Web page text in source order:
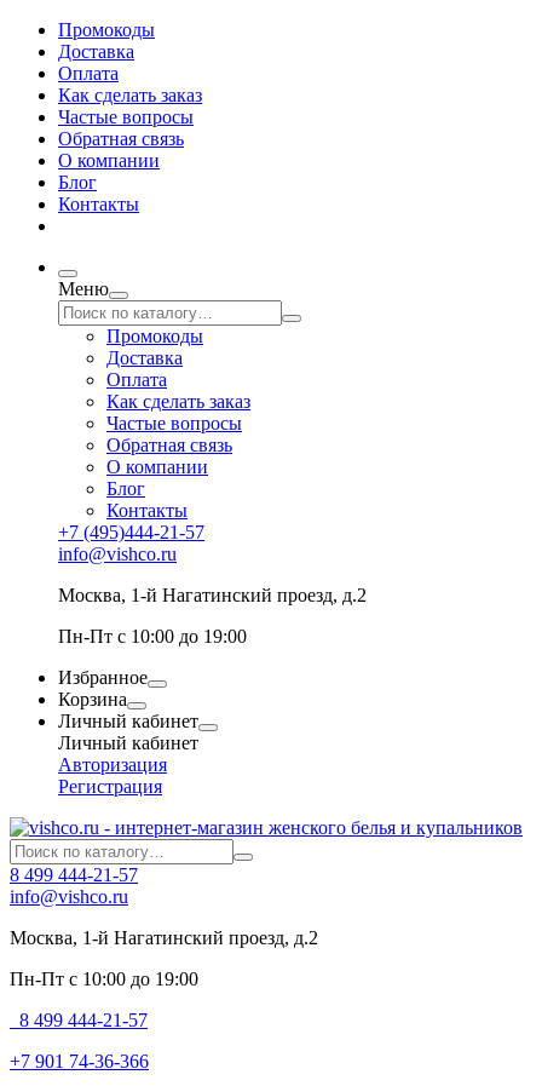
Промокоды
Доставка
Оплата
Как сделать заказ
Частые вопросы
Обратная связь
О компании
Блог
Контакты
Меню
Промокоды
Доставка
Оплата
Как сделать заказ
Частые вопросы
Обратная связь
О компании
Блог
Контакты
+7 (495)444-21-57
info@vishco.ru
Москва, 1-й Нагатинский проезд, д.2
Пн-Пт с 10:00 до 19:00
Избранное
Корзина
Личный кабинет
Личный кабинет
Авторизация
Регистрация
8 499 444-21-57
info@vishco.ru
Москва, 1-й Нагатинский проезд, д.2
Пн-Пт с 10:00 до 19:00
8 499 444-21-57
+7 901 74-36-366